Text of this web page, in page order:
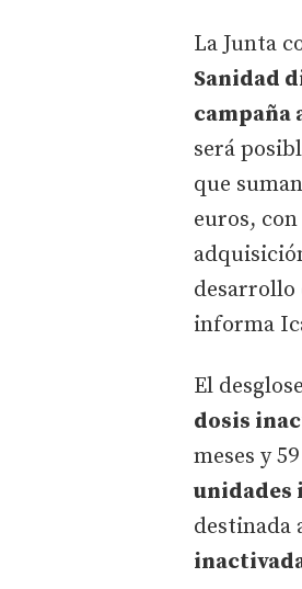
La Junta
Sanidad
será
que
euros,
desarrollo
informa
El
dosis
meses y
unidades
destinada